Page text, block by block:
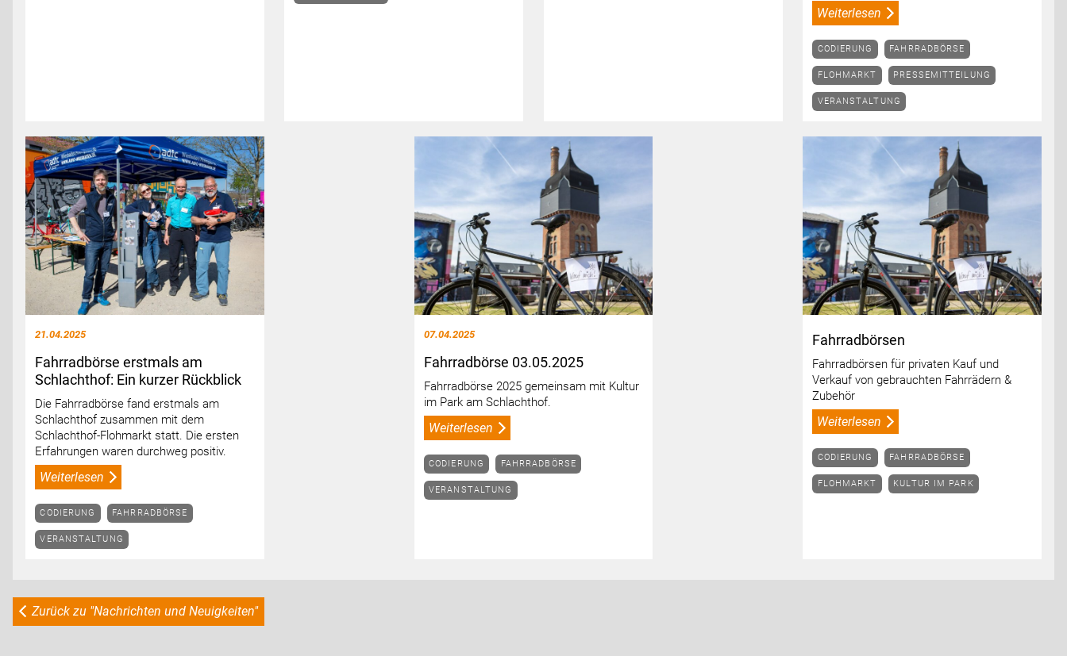
Weiterlesen
CODIERUNG FAHRRADBÖRSE
FLOHMARKT PRESSEMITTEILUNG
VERANSTALTUNG
21.04.2025
Fahrradbörse erstmals am
Schlachthof: Ein kurzer Rückblick
Die Fahrradbörse fand erstmals am
Schlachthof zusammen mit dem
Schlachthof-Flohmarkt statt. Die ersten
Erfahrungen waren durchweg positiv.
Weiterlesen
CODIERUNG FAHRRADBÖRSE
VERANSTALTUNG
07.04.2025
Fahrradbörse 03.05.2025
Fahrradbörse 2025 gemeinsam mit Kultur
im Park am Schlachthof.
Weiterlesen
CODIERUNG FAHRRADBÖRSE
VERANSTALTUNG
Fahrradbörsen
Fahrradbörsen für privaten Kauf und
Verkauf von gebrauchten Fahrrädern &
Zubehör
Weiterlesen
CODIERUNG FAHRRADBÖRSE
FLOHMARKT KULTUR IM PARK
Zurück zu "Nachrichten und Neuigkeiten"